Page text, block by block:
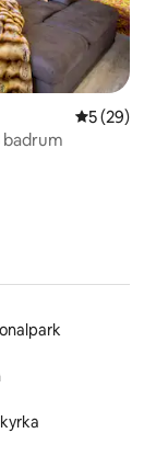
5 av 5 i
5 (29)